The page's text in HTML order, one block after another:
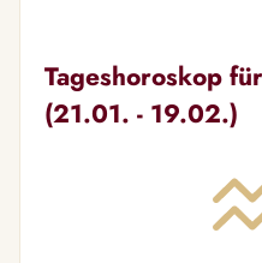
Tageshoroskop
(21.01. - 19.02.)